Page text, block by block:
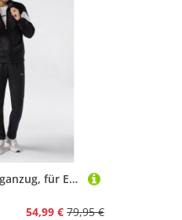
Champion Jogginganzug, für Erwachsene geeignet, aus Baumwolle und Polyester, bequeme Passform
54,99 € 79,95 €